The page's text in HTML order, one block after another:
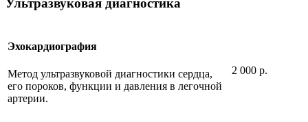
Ультразвуковая диагностика
Эхокардиография
Метод ультразвуковой диагностики сердца,
его пороков, функции и давления в легочной
артерии.
2 000 р.